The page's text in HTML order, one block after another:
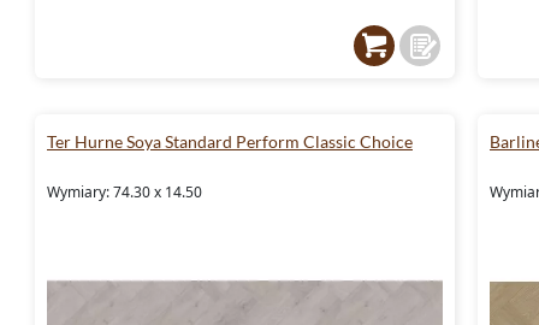
Ter Hurne Soya Standard Perform Classic Choice
Wymiary: 74.30 x 14.50